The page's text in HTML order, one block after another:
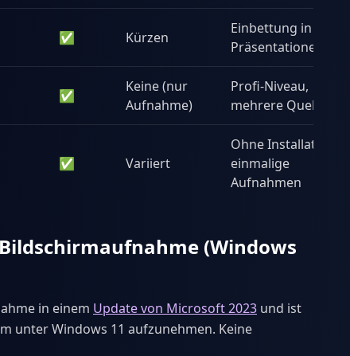
✅ Kürzen
Einbettung in
Präsentationen
✅
Keine (nur
Aufnahme)
Profi-Niveau,
mehrere Quellen
✅ Variiert
Ohne Installation,
einmalige
Aufnahmen
(Windows
in einem Update von Microsoft 2023 und ist
unter Windows 11 aufzunehmen. Keine